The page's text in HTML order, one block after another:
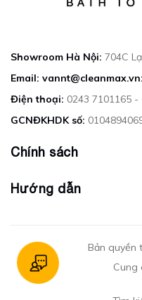
Showroom Hà Nội: 704C
Email: vannt@cleanmax.vn:
Điện thoại: 0243 7101165 -
GCNĐKHDK số:
Chính sách
Hướng dẫn
Bản quyền
Cung